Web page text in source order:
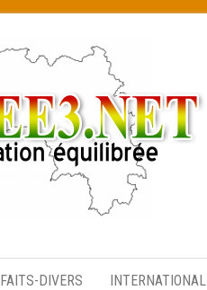
équilibrée
FAITS-DIVERS INTERNATIONAL